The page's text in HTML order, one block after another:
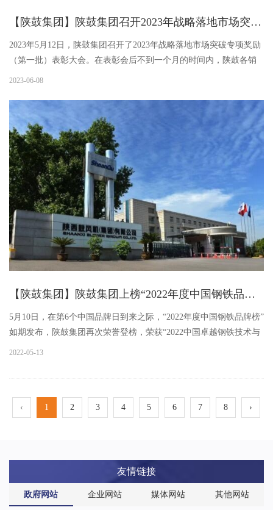
【陕鼓集团】陕鼓集团召开2023年战略落地市场突破专项奖励（第二批）表彰大会
2023年5月12日，陕鼓集团召开了2023年战略落地市场突破专项奖励
（第一批）表彰大会。在表彰会后不到一个月的时间内，陕鼓各销
售团队持续聚焦用户需求及需求的变化，积极发扬“飞夺泸定桥”的奋
2023-06-08
【陕鼓集团】陕鼓集团上榜“2022年度中国钢铁品牌榜”，获“卓越钢铁技术与服务供应商品牌”荣誉称号
5月10日，在第6个中国品牌日到来之际，“2022年度中国钢铁品牌榜”
如期发布，陕鼓集团再次荣誉登榜，荣获“2022中国卓越钢铁技术与
2022-05-13
‹ 1 2 3 4 5 6 7 8 ›
友情链接
政府网站 企业网站 媒体网站 其他网站